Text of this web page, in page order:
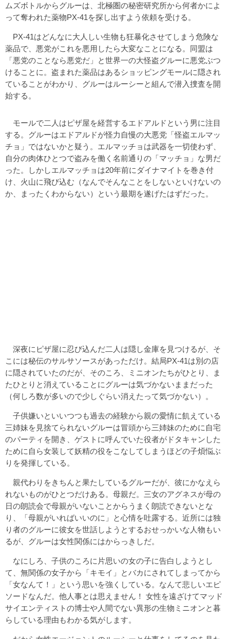
ムズボトルからグルーは、北極圏の秘密研究所から何者かによ
って奪われた薬物PX-41を探し出すよう依頼を受ける。
PX-41はどんなに大人しい生物も狂暴化させてしまう危険な
薬品で、悪党がこれを悪用したら大変なことになる。同盟は
「悪党のことなら悪党だ」と世界一の大怪盗グルーに悪党ぶつ
けることに。盗まれた薬品はあるショッピングモールに隠され
ていることがわかり、グルーはルーシーと組んで潜入捜査を開
始する。
モールで二人はピザ屋を経営するエドアルドという男に注目
する。グルーはエドアルドが怪力自慢の大悪党「怪盗エルマッ
チョ」ではないかと疑う。エルマッチョは武器を一切使わず、
自分の肉体ひとつで盗みを働く名前通りの「マッチョ」な男だ
った。しかしエルマッチョは20年前にダイナマイトを巻き付
け、火山に飛び込む（なんでそんなことをしないといけないの
か、まったくわからない）という最期を遂げたはずだった。
深夜にピザ屋に忍び込んだ二人は隠し金庫を見つけるが、そ
こには秘伝のサルサソースがあっただけ。結局PX-41は別の店
に隠されていたのだが、そのころ、ミニオンたちがひとり、ま
たひとりと消えていることにグルーは気づかないままだった
（何しろ数が多いので少しぐらい消えたって気づかない）。
子供嫌いといいつつも過去の経験から親の愛情に飢えている
三姉妹を見捨てられないグルーは冒頭から三姉妹のために自宅
のパーティを開き、ゲストに呼んでいた役者がドタキャンした
ために自ら女装して妖精の役をこなしてしまうほどの子煩悩ぶ
りを発揮している。
親代わりをきちんと果たしているグルーだが、彼にかなえら
れないものがひとつだけある。母親だ。三女のアグネスが母の
日の朗読会で母親がいないことからうまく朗読できないとな
り、「母親がいればいいのに」と心情を吐露する。近所には独
り者のグルーに彼女を世話しようとするおせっかいな人物もい
るが、グルーは女性関係にはからっきしだ。
なにしろ、子供のころに片思いの女の子に告白しようとし
て、無関係の女子から「キモイ」とバカにされてしまってから
「女なんて！」という思いを強くしている。なんて悲しいエピ
ソードなんだ。他人事とは思えません！ 女性を遠ざけてマッド
サイエンティストの博士や人間でない異形の生物ミニオンと暮
らしている理由もわかる気がします。